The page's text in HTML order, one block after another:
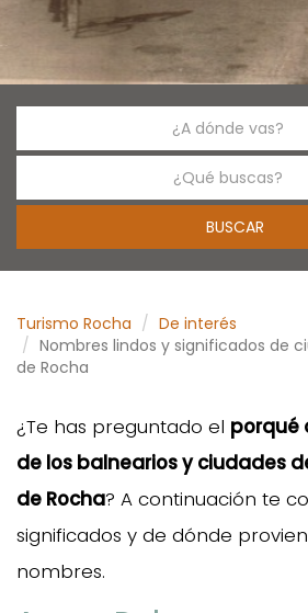
¿A dónde vas?
¿Qué buscas?
Turismo Rocha
De interés
Nombres lindos y significados de
de Rocha
¿Te has preguntado el porqué
de los balnearios y ciudades
de Rocha? A continuación te
significados y de dónde
nombres.